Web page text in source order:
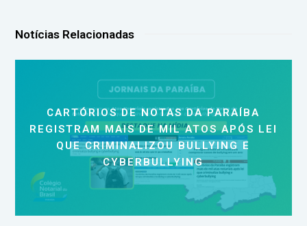
Notícias Relacionadas
CARTÓRIOS DE NOTAS DA PARAÍBA
REGISTRAM MAIS DE MIL ATOS APÓS LEI
QUE CRIMINALIZOU BULLYING E
CYBERBULLYING